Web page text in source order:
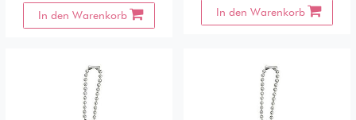
In den Warenkorb In den Warenkorb